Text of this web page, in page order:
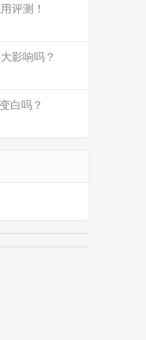
评测！
影响吗？
白吗？